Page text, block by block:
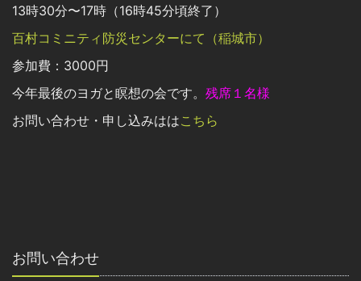
13時30分〜17時（16時45分頃終了）
百村コミニティ防災センターにて（稲城市）
参加費：3000円
今年最後のヨガと瞑想の会です。 残席１名様
お問い合わせ・申し込みははこちら
お問い合わせ